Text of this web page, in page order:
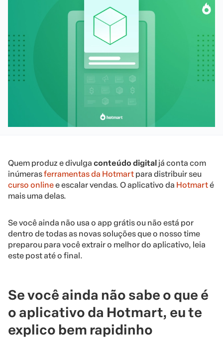
Quem produz e divulga conteúdo digital já conta com
inúmerasferramentas da Hotmart para distribuir seu
curso onlinee escalar vendas. O aplicativo da Hotmarté
mais uma delas.
Se você ainda não usa o app grátis ou não está por
dentro de todas as novas soluções que o nosso time
preparou para você extrair o melhor do aplicativo, leia
este post até o final.
Se você ainda não sabe o que é
o aplicativo da Hotmart, eu te
explico bem rapidinho